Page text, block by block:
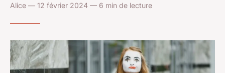
Alice — 12 février 2024 — 6 min de lecture